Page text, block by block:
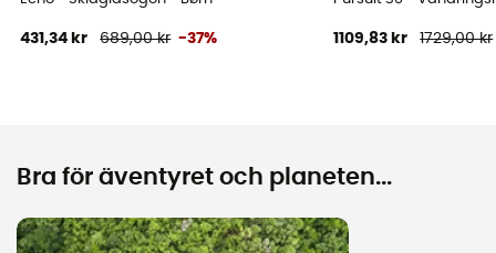
431,34 kr 689,00 kr -37% 1109,83 kr 1729,00 kr
Bra för äventyret och planeten...